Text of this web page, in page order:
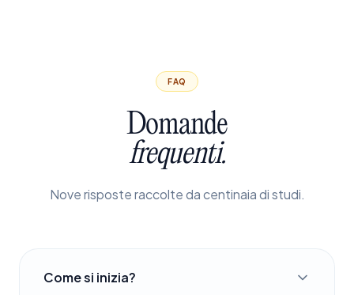
FAQ
Domande
frequenti.
Nove risposte raccolte da centinaia di studi.
Come si inizia?